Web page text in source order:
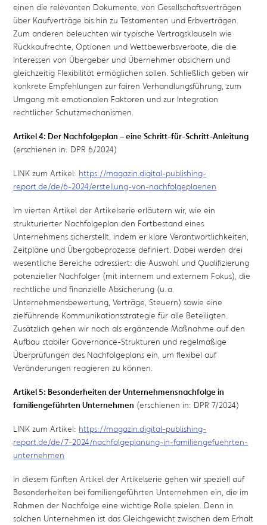
einen die relevanten Dokumente, von Gesellschaftsverträgen
über Kaufverträge bis hin zu Testamenten und Erbverträgen.
Zum anderen beleuchten wir typische Vertragsklauseln wie
Rückkaufrechte, Optionen und Wettbewerbsverbote, die die
Interessen von Übergeber und Übernehmer absichern und
gleichzeitig Flexibilität ermöglichen sollen. Schließlich geben wir
konkrete Empfehlungen zur fairen Verhandlungsführung, zum
Umgang mit emotionalen Faktoren und zur Integration
rechtlicher Schutzmechanismen.
Artikel 4: Der Nachfolgeplan – eine Schritt-für-Schritt-Anleitung
(erschienen in: DPR 6/2024)
LINK zum Artikel: https://magazin.digital-publishing-
report.de/de/6-2024/erstellung-von-nachfolgeplaenen
Im vierten Artikel der Artikelserie erläutern wir, wie ein
strukturierter Nachfolgeplan den Fortbestand eines
Unternehmens sicherstellt, indem er klare Verantwortlichkeiten,
Zeitpläne und Übergabeprozesse definiert. Dabei werden drei
wesentliche Bereiche adressiert: die Auswahl und Qualifizierung
potenzieller Nachfolger (mit internem und externem Fokus), die
rechtliche und finanzielle Absicherung (u. a.
Unternehmensbewertung, Verträge, Steuern) sowie eine
zielführende Kommunikationsstrategie für alle Beteiligten.
Zusätzlich gehen wir noch als ergänzende Maßnahme auf den
Aufbau stabiler Governance-Strukturen und regelmäßige
Überprüfungen des Nachfolgeplans ein, um flexibel auf
Veränderungen reagieren zu können.
Artikel 5: Besonderheiten der Unternehmensnachfolge in
familiengeführten Unternehmen (erschienen in: DPR 7/2024)
LINK zum Artikel: https://magazin.digital-publishing-
report.de/de/7-2024/nachfolgeplanung-in-familiengefuehrten-
unternehmen
In diesem fünften Artikel der Artikelserie gehen wir speziell auf
Besonderheiten bei familiengeführten Unternehmen ein, die im
Rahmen der Nachfolge eine wichtige Rolle spielen. Denn in
solchen Unternehmen ist das Gleichgewicht zwischen dem Erhalt